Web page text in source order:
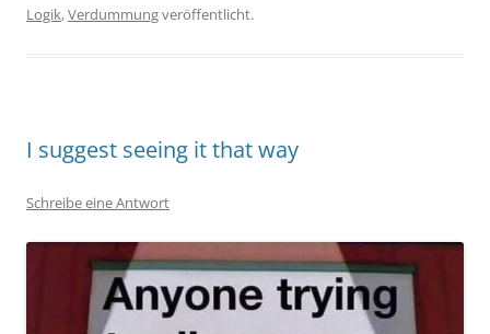
Logik,Verdummungveröffentlicht.
I suggest seeing it that way
Schreibe eine Antwort